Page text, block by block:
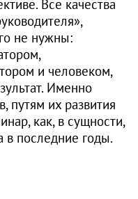
Все качества
не нужны:
и человеком,
Именно
путям их развития
как, в сущности,
в последние годы.